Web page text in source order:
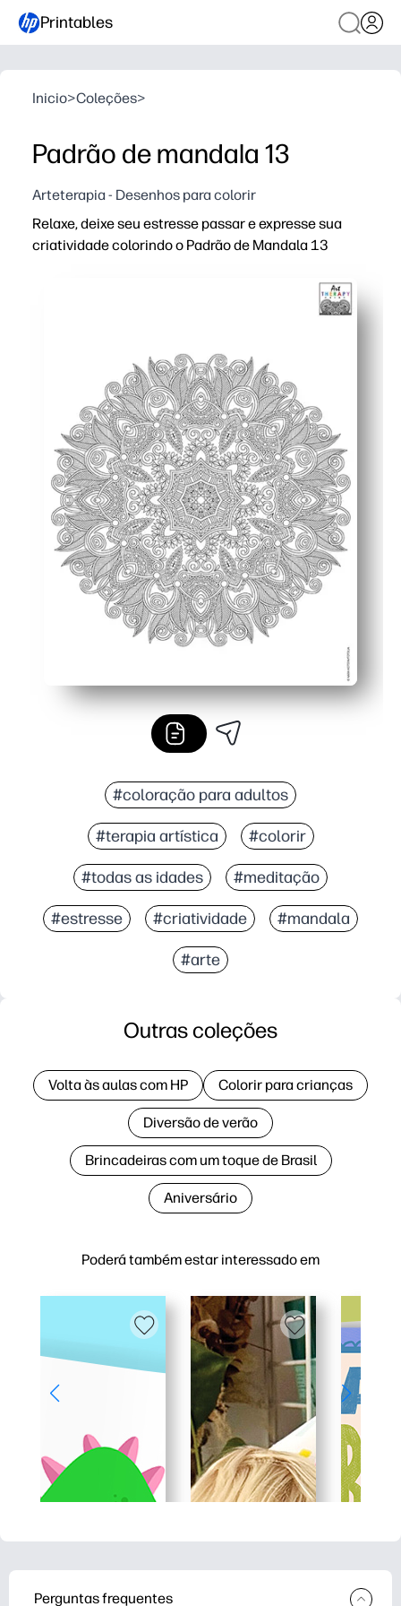
Printables
Inicio>Coleções>
Padrão de mandala 13
Arteterapia - Desenhos para colorir
Relaxe, deixe seu estresse passar e expresse sua
criatividade colorindo o Padrão de Mandala 13
Você pode imprimir e pronto - sem preparação para
O design calmante de mandala incentiva a atenção
Reimprima quantas cópias você precisar - ótimo para
#coloração para adultos
#terapia artística #colorir
#todas as idades #meditação
#estresse #criatividade #mandala
#arte
Poderá também estar interessado em
Outras coleções
Volta às aulas com HP Colorir para crianças
Diversão de verão
Brincadeiras com um toque de Brasil
Aniversário
Perguntas frequentes